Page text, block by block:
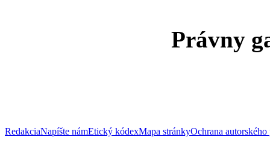
Právny
RedakciaNapíšte námEtický kódexMapa stránkyOchrana autorského